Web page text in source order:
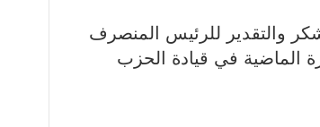
والتقدير للرئيس المنصرف
الماضية في قيادة الحزب